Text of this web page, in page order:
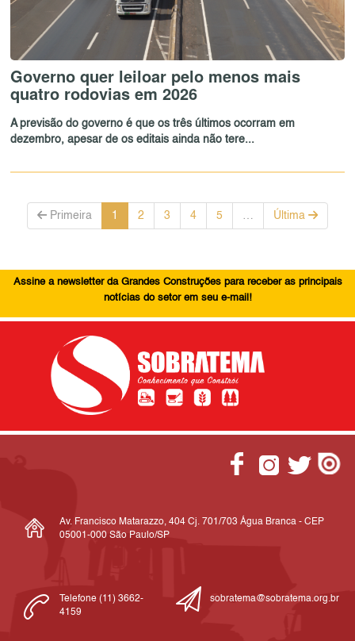
Governo quer leiloar pelo menos mais
quatro rodovias em 2026
A previsão do governo é que os três últimos ocorram em
dezembro, apesar de os editais ainda não tere...
Primeira 1 2 3 4 5 … Última
Assine a newsletter da Grandes Construções para receber as principais
notícias do setor em seu e-mail!
Av. Francisco Matarazzo, 404 Cj. 701/703 Água Branca - CEP
05001-000 São Paulo/SP
Telefone (11) 3662-
4159
sobratema@sobratema.org.br